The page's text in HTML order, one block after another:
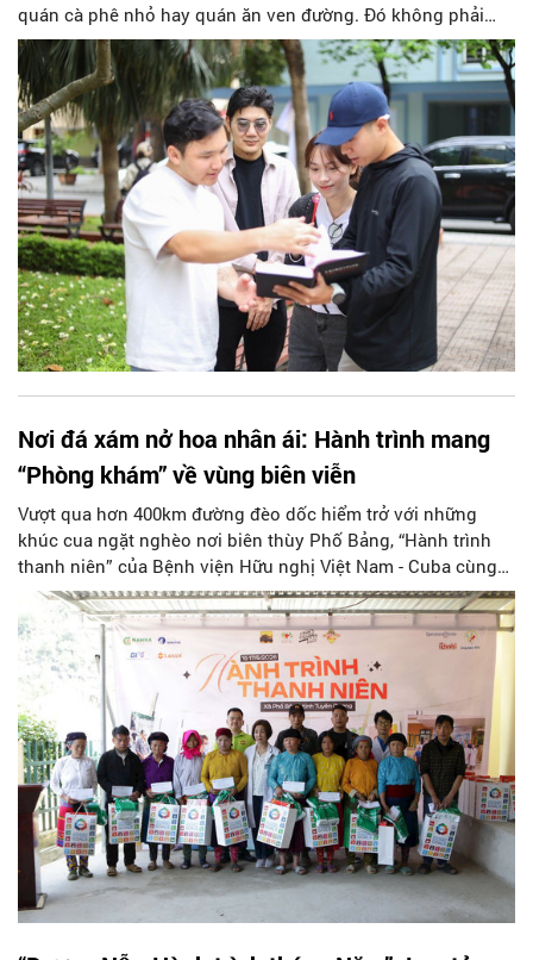
quán cà phê nhỏ hay quán ăn ven đường. Đó không phải
cảnh trong phim hay ảnh du lịch mà là cuộc sống thực, là
những tình bạn đang lặng lẽ hình thành mỗi ngày trên mảnh
đất này.
Nơi đá xám nở hoa nhân ái: Hành trình mang
“Phòng khám” về vùng biên viễn
Vượt qua hơn 400km đường đèo dốc hiểm trở với những
khúc cua ngặt nghèo nơi biên thùy Phố Bảng, “Hành trình
thanh niên” của Bệnh viện Hữu nghị Việt Nam - Cuba cùng
các nhà hảo tâm và Câu lạc bộ xe bán tải PVC Bạch Mã đã
mang theo ánh sáng của niềm tin và y đức sưởi ấm hàng
ngàn đồng bào vùng cao. Không chỉ dừng lại ở những viên
thuốc trao tay hay các ca thăm khám dã chiến, chuyến đi từ
ngày 15 đến 17/5 ấy còn tạo nên những câu chuyện lay
động tâm can, gieo mầm cho những giá trị bền vững để
nâng bước tương lai và sưởi ấm những mảnh đời còn nhiều
gian khó giữa muôn trùng đá xám tai mèo.